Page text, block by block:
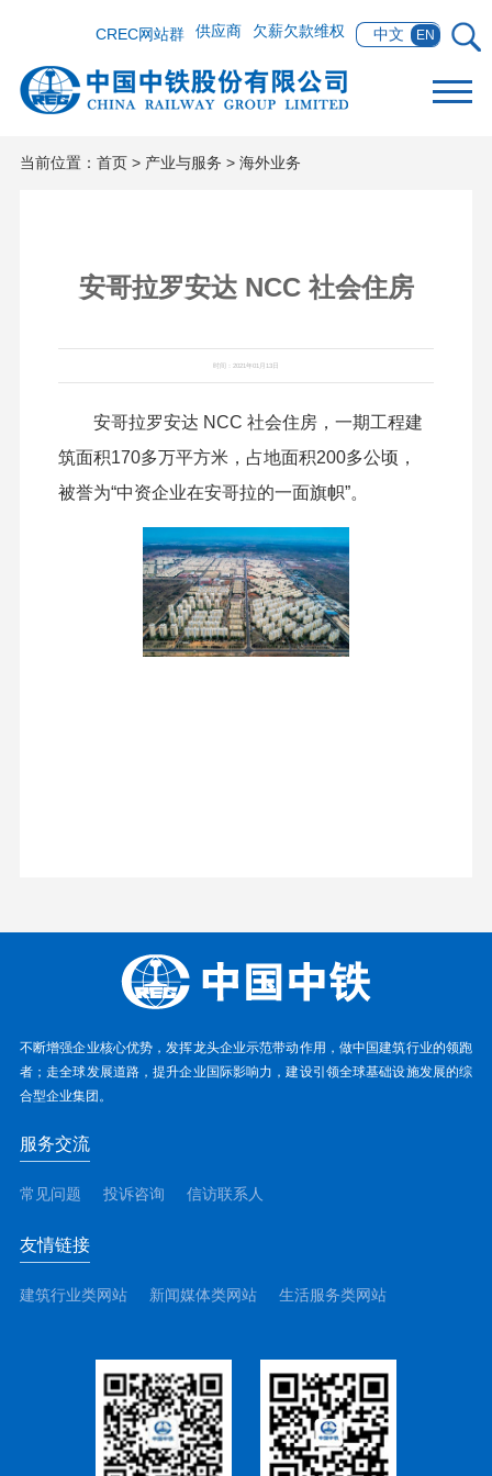
中文 EN
欠薪欠款维权
供应商
CREC网站群
当前位置： 首页> 产业与服务 > 海外业务
安哥拉罗安达 NCC 社会住房
时间：2021年01月13日
安哥拉罗安达 NCC 社会住房，一期工程建
筑面积170多万平方米，占地面积200多公顷，
被誉为“中资企业在安哥拉的一面旗帜”。
不断增强企业核心优势，发挥龙头企业示范带动作用，做中国建筑行业的领跑
者；走全球发展道路，提升企业国际影响力，建设引领全球基础设施发展的综
合型企业集团。
服务交流
常见问题 投诉咨询 信访联系人
友情链接
建筑行业类网站 新闻媒体类网站 生活服务类网站